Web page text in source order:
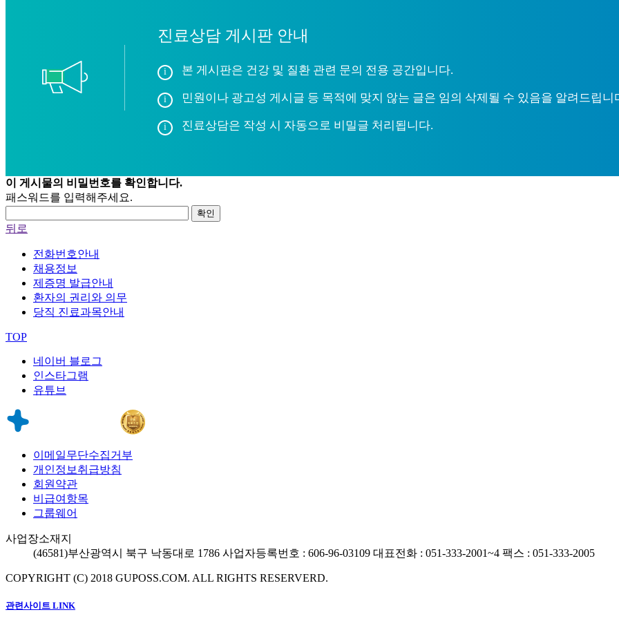
진료상담 게시판 안내
본 게시판은 건강 및 질환 관련 문의 전용 공간입니다.
민원이나 광고성 게시글 등 목적에 맞지 않는 글은 임의 삭제될 수 있음을 알려드립니
진료상담은 작성 시 자동으로 비밀글 처리됩니다.
이 게시물의 비밀번호를 확인합니다.
패스워드를 입력해주세요.
확인
뒤로
전화번호안내
채용정보
제증명 발급안내
환자의 권리와 의무
당직 진료과목안내
TOP
네이버 블로그
인스타그램
유튜브
이메일무단수집거부
개인정보취급방침
회원약관
비급여항목
그룹웨어
사업장소재지
(46581)부산광역시 북구 낙동대로 1786 사업자등록번호 : 606-96-03109 대표전화 : 051-333-2001~4 팩스 : 051-333-2005
COPYRIGHT (C) 2018 GUPOSS.COM. ALL RIGHTS RESERVERD.
관련사이트 LINK